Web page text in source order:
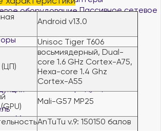
Пассивное сетевое
сетей
пары
Медиаконвертеры
Android v13.0
Unisoc Tiger T606
восьмиядерный, Dual-
core 1.6 GHz Cortex-A75,
Hexa-core 1.4 Ghz
Cortex-A55
Mali-G57 MP25
AnTuTu v.9: 150150 балов